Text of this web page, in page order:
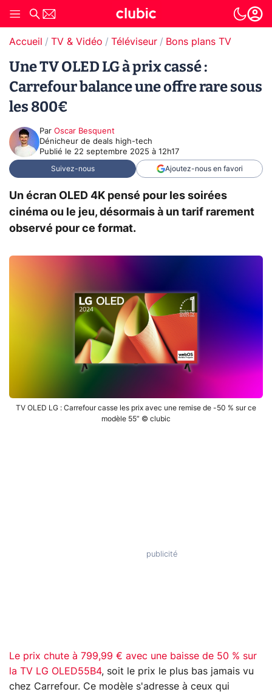
Accueil TV & Vidéo Téléviseur Bons plans TV
Une TV OLED LG à prix cassé :
Carrefour balance une offre rare sous
les 800€
Par Oscar Besquent
Dénicheur de deals high-tech
Publié le 22 septembre 2025 à 12h17
Suivez-nous Ajoutez-nous en favori
Un écran OLED 4K pensé pour les soirées
cinéma ou le jeu, désormais à un tarif rarement
observé pour ce format.
TV OLED LG : Carrefour casse les prix avec une remise de -50 % sur ce
modèle 55” © clubic
Le prix chute à 799,99 € avec une baisse de 50 % sur
la TV LG OLED55B4, soit le prix le plus bas jamais vu
chez Carrefour. Ce modèle s'adresse à ceux qui